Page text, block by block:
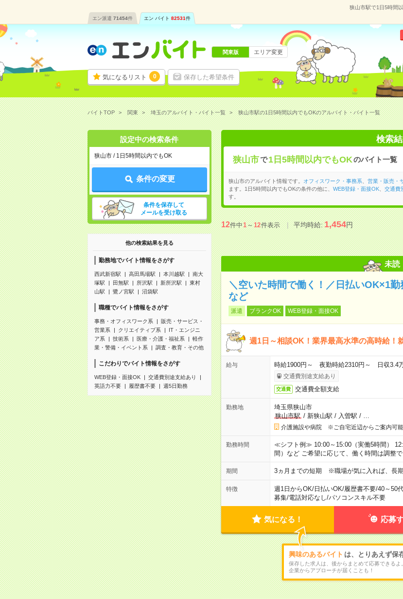
狭山市駅で1日5時間
エン派遣 71454件 エン バイト 82531件
気になるリスト 0 保存した希望条件
関東版 エリア変更
バイトTOP 関東 埼玉のアルバイト・バイト一覧 狭山市駅の1日5時間以内でもOKのアルバイト・バイト一覧
設定中の検索条件
狭山市 / 1日5時間以内でもOK
条件の変更
条件を保存して
メールを受け取る
他の検索結果を見る
勤務地でバイト情報をさがす
西武新宿駅 高田馬場駅 本川越駅
南大
塚駅
田無駅 所沢駅 新所沢駅
東村
山駅
鷺ノ宮駅 沼袋駅
職種でバイト情報をさがす
事務・オフィスワーク系
販売・サービス・
営業系
クリエイティブ系
IT・エンジニ
ア系
技術系 医療・介護・福祉系
軽作
業・警備・イベント系
調査・教育・その他
こだわりでバイト情報をさがす
WEB登録・面接OK
交通費別途支給あり
英語力不要
履歴書不要 週5日勤務
検索
狭山市で 1日5時間以内でもOKのバイト一覧
狭山市のアルバイト情報です。 オフィスワーク・事務系 営業・販売・
ます。1日5時間以内でもOKの条件の他に、 WEB登録・面接OK、 交通費
す。
12件中1～12件表示 平均時給:1,454円
未読
＼空いた時間で働く！／日払いOK×1
など
派遣 ブランクOK WEB登録・面接OK
週1日～相談OK！業界最高水準の高時給！
給与 時給1900円～ 夜勤時給2310円～ 日収3.4万
交通費別途支給あり
交通費 交通費全額支給
勤務地
埼玉県狭山市
狭山市駅/ 新狭山駅 / 入曽駅 /
介護施設や病院 ※ご自宅近辺からご案内可能
勤務時間
≪シフト例≫ 10:00～15:00（実働5時間）
間）など ご希望に応じて、働く時間は調整
期間 3ヵ月までの短期 ※職場が気に入れば、長
特徴 週1日からOK/日払いOK/履歴書不要/40～50
募集/電話対応なし/パソコンスキル不要
気になる！ 応募
興味のあるバイト は、とりあえず保
保存した求人は、後からまとめて応募できるよ。
企業からアプローチが届くことも！